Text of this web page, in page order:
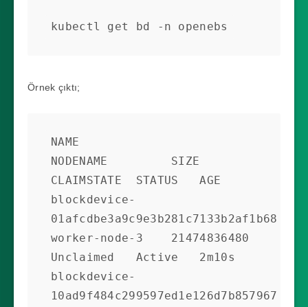
kubectl get bd -n openebs
Örnek çıktı;
NAME
NODENAME         SIZE
CLAIMSTATE  STATUS   AGE
blockdevice-
01afcdbe3a9c9e3b281c7133b2af1b68
worker-node-3    21474836480
Unclaimed   Active   2m10s
blockdevice-
10ad9f484c299597ed1e126d7b857967